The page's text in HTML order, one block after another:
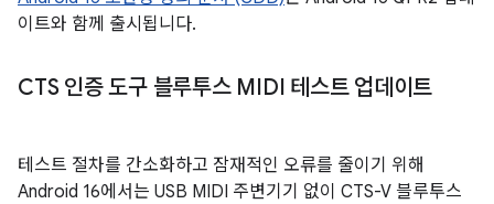
이트와 함께 출시됩니다.
CTS 인증 도구 블루투스 MIDI 테스트 업데이트
테스트 절차를 간소화하고 잠재적인 오류를 줄이기 위해
Android 16에서는 USB MIDI 주변기기 없이 CTS-V 블루투스